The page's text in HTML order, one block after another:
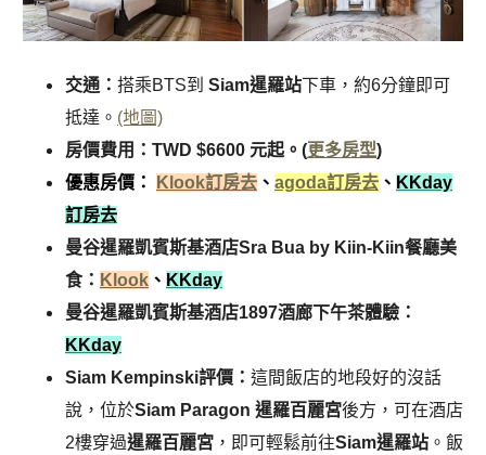
交通： 搭乘BTS到 Siam暹羅站下車，約6分鐘即可
抵達。 (地圖)
房價費用：TWD $6600 元起。(更多房型)
優惠房價：
Klook訂房去 、 agoda訂房去 、 KKday
訂房去
曼谷暹羅凱賓斯基酒店Sra Bua by Kiin-Kiin餐廳美
食： Klook 、 KKday
曼谷暹羅凱賓斯基酒店1897酒廊下午茶體驗：
KKday
Siam Kempinski評價： 這間飯店的地段好的沒話
說，位於Siam Paragon 暹羅百麗宮後方，可在酒店
2樓穿過暹羅百麗宮 ，即可輕鬆前往Siam暹羅站 。飯